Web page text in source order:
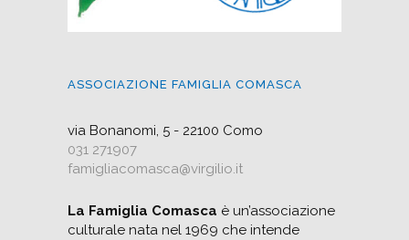
ASSOCIAZIONE FAMIGLIA COMASCA
via Bonanomi, 5 - 22100 Como
031 271907
famigliacomasca@virgilio.it
La Famiglia Comasca è un’associazione
culturale nata nel 1969 che intende